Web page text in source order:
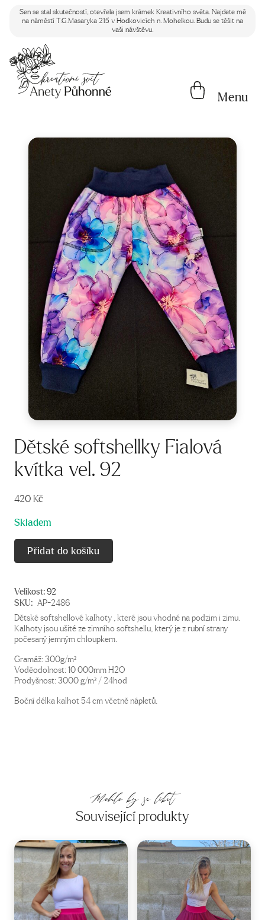
Sen se stal skutečností, otevřela jsem krámek Kreativního světa. Najdete mě
na náměstí T.G.Masaryka 215 v Hodkovicích n. Mohelkou. Budu se těšit na
vaši návštěvu.
Menu
Dětské softshellky Fialová
kvítka vel. 92
420 Kč
Skladem
Přidat do košíku
Velikost:92
SKU: AP-2486
Dětské softshellové kalhoty , které jsou vhodné na podzim i zimu.
Kalhoty jsou ušité ze zimního softshellu, který je z rubní strany
počesaný jemným chloupkem.
Gramáž: 300g/m²
Voděodolnost: 10 000mm H2O
Prodyšnost: 3000 g/m² / 24hod
Boční délka kalhot 54 cm včetně nápletů.
Mohlo by se líbit
Související produkty